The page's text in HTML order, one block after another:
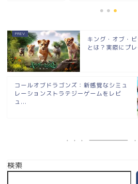
キング・オブ・
とは？実際にプ
コールオブドラゴンズ：新感覚なシミュ
レーションストラテジーゲームをレビ
ュ...
検索